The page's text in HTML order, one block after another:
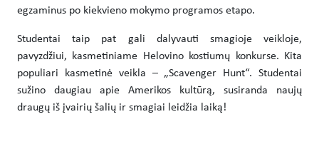
egzaminus po kiekvieno mokymo programos etapo.
Studentai taip pat gali dalyvauti smagioje veikloje,
pavyzdžiui, kasmetiniame Helovino kostiumų konkurse. Kita
populiari kasmetinė veikla – „Scavenger Hunt“. Studentai
sužino daugiau apie Amerikos kultūrą, susiranda naujų
draugų iš įvairių šalių ir smagiai leidžia laiką!